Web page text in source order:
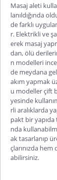
Masaj aleti
lanıldığında
de farklı
r. Elektrikli ve
erek masaj
dan, ölü
n modelleri
de meydana
akım yapmak
u modeller çift
yesinde
rli aralıklarda
pakt bir yapıda
nda
ak tasarlanıp
çlarınızda hem
abilirsiniz.